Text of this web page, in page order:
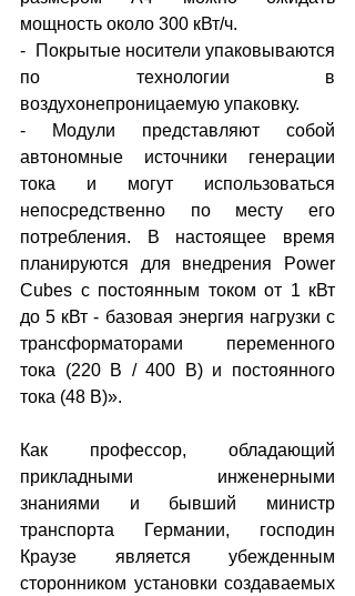
мощность около 300 кВт/ч.
-  Покрытые носители упаковываются
по технологии в
воздухонепроницаемую упаковку.
- Модули представляют собой
автономные источники генерации
тока и могут использоваться
непосредственно по месту его
потребления. В настоящее время
планируются для внедрения Power
Cubes с постоянным током от 1 кВт
до 5 кВт - базовая энергия нагрузки с
трансформаторами переменного
тока (220 В / 400 В) и постоянного
тока (48 В)».
Как профессор, обладающий
прикладными инженерными
знаниями и бывший министр
транспорта Германии, господин
Краузе является убежденным
сторонником установки создаваемых